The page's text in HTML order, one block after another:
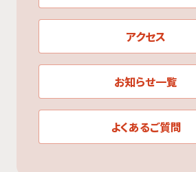
アクセス
お知らせ一覧
よくあるご質問